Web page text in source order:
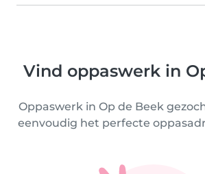
Vind oppaswerk in
Oppaswerk in Op de Beek
eenvoudig het perfecte